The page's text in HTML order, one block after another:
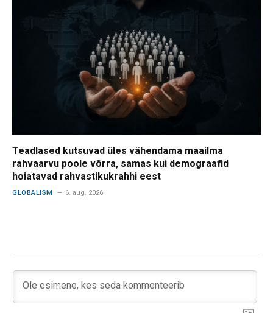
Teadlased kutsuvad üles vähendama maailma
rahvaarvu poole võrra, samas kui demograafid
hoiatavad rahvastikukrahhi eest
GLOBALISM 6. aug. 2026